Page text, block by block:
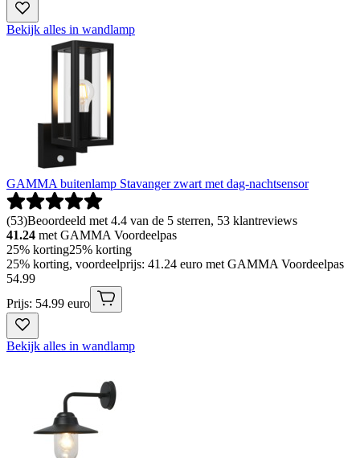
Bekijk alles in wandlamp
GAMMA buitenlamp Stavanger zwart met dag-nachtsensor
(53)Beoordeeld met 4.4 van de 5 sterren, 53 klantreviews
41.24 met GAMMA Voordeelpas
25% korting25% korting
25% korting, voordeelprijs: 41.24 euro met GAMMA Voordeelpas
54.99
Prijs: 54.99 euro
Bekijk alles in wandlamp